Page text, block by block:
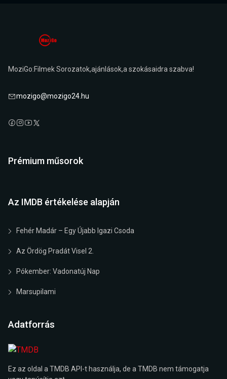
MoziGo:Filmek Sorozatok,ajánlások,a szokásaidra szabva!
mozigo@mozigo24.hu
Prémium műsorok
Az IMDB értékelése alapján
Fehér Madár – Egy Újabb Igazi Csoda
Az Ördög Pradát Visel 2.
Pókember: Vadonatúj Nap
Marsupilami
Adatforrás
Ez az oldal a TMDB API-t használja, de a TMDB nem támogatja